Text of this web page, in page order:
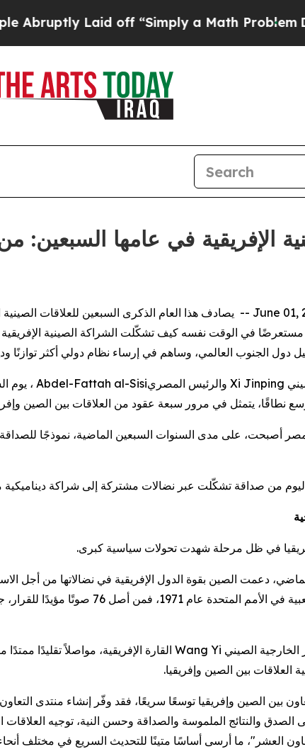
Laid off “Simply a Math Problem Dr.
يصادف هذا العام الذكرى السبعين للعلاقات
في الوقت نفسه كيف تشكّلت الشراكة الصينية
دول الجنوب العالمي، وساهم في إرساء نظام دولي أكثر توازنًا
Xi Jinping والرئيس المصريAbdel-Fattah al-Sisi ، يوم
نطاقًا، يتمثل في مرور سبعة عقود من العلاقات بين الصين
أصبحت، على مدى السنوات السبعين الماضية، نموذجًا للصداقة
من صداقة تشكّلت عبر نضالات مشتركة إلى شراكة
في ظل مرحلة شهدت تحولات سياسية كبرى.
دعمت الصين بقوة الدول الإفريقية في نضالاتها من أجل
الصيني Wang Yi
العلاقات بين الصين وإفريقيا.
بين الصين وإفريقيا توسعًا سريعًا، فقد وفّر إنشاء منتدى
العشر "، ما أرسى أساسًا متينًا للتحديث السريع في مختلف أنحاء